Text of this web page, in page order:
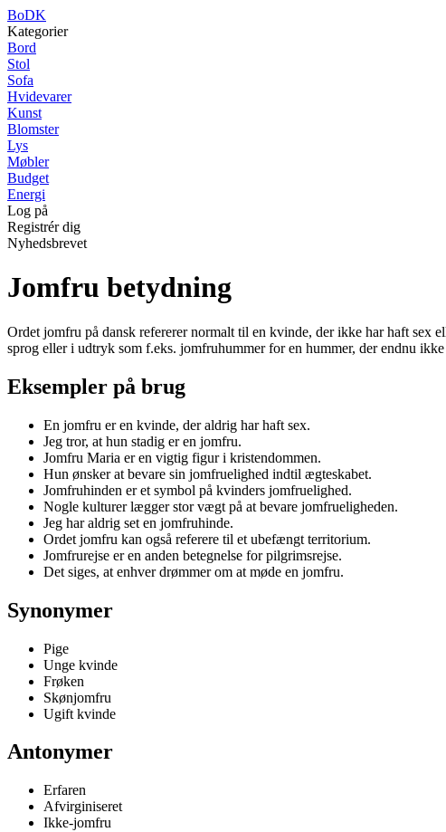
BoDK
Kategorier
Bord
Stol
Sofa
Hvidevarer
Kunst
Blomster
Lys
Møbler
Budget
Energi
Log på
Registrér dig
Nyhedsbrevet
Jomfru betydning
Ordet jomfru på dansk refererer normalt til en kvinde, der ikke har haft sex
sprog eller i udtryk som f.eks. jomfruhummer for en hummer, der endnu
Eksempler på brug
En jomfru er en kvinde, der aldrig har haft sex.
Jeg tror, at hun stadig er en jomfru.
Jomfru Maria er en vigtig figur i kristendommen.
Hun ønsker at bevare sin jomfruelighed indtil ægteskabet.
Jomfruhinden er et symbol på kvinders jomfruelighed.
Nogle kulturer lægger stor vægt på at bevare jomfrueligheden.
Jeg har aldrig set en jomfruhinde.
Ordet jomfru kan også referere til et ubefængt territorium.
Jomfrurejse er en anden betegnelse for pilgrimsrejse.
Det siges, at enhver drømmer om at møde en jomfru.
Synonymer
Pige
Unge kvinde
Frøken
Skønjomfru
Ugift kvinde
Antonymer
Erfaren
Afvirginiseret
Ikke-jomfru